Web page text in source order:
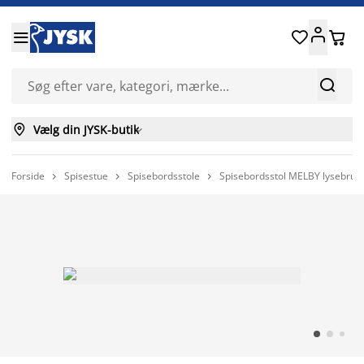


 
 Vælg din JYSK-butik
Forside  Spisestue  Spisebordsstole  Spisebordsstol MELBY